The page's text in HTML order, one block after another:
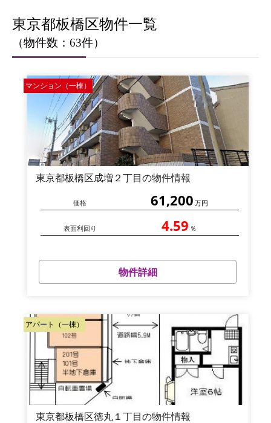
東京都板橋区物件一覧
（物件数：63件）
マンション（一棟）
東京都板橋区成増２丁目の物件情報
価格 61,200 万円
表面利回り 4.59 ％
物件詳細
アパート（一棟）
東京都板橋区徳丸１丁目の物件情報